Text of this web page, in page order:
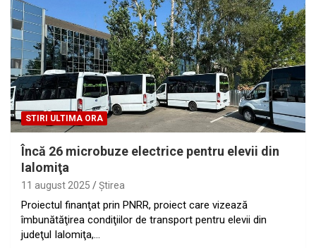
STIRI ULTIMA ORA
Încă 26 microbuze electrice pentru elevii din
Ialomiţa
11 august 2025 Ştirea
Proiectul finanţat prin PNRR, proiect care vizează
îmbunătăţirea condiţiilor de transport pentru elevii din
judeţul Ialomiţa,…